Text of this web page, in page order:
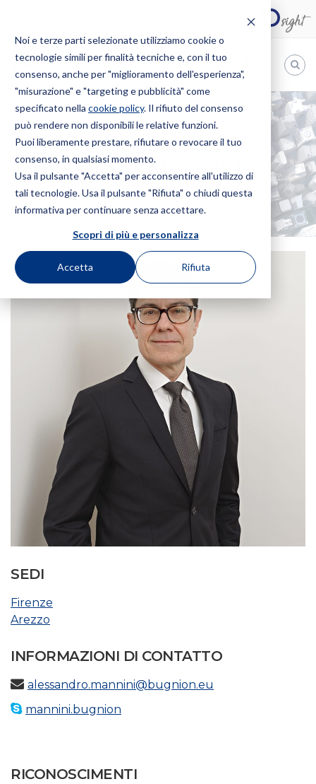
Noi e terze parti selezionate utilizziamo cookie o
tecnologie simili per finalità tecniche e, con il tuo
consenso, anche per "miglioramento dell'esperienza",
"misurazione" e "targeting e pubblicità" come
specificato nella cookie policy. Il rifiuto del consenso
può rendere non disponibili le relative funzioni.
Puoi liberamente prestare, rifiutare o revocare il tuo
consenso, in qualsiasi momento.
Usa il pulsante "Accetta" per acconsentire all'utilizzo di
tali tecnologie. Usa il pulsante "Rifiuta" o chiudi questa
informativa per continuare senza accettare.
Scopri di più e personalizza
Accetta Rifiuta
Bugnion
The
way
HOME PROFESSIONISTI ALESSANDRO MANNINI
Alessandro Mannini
SEDI
Firenze
Arezzo
INFORMAZIONI DI CONTATTO
alessandro.mannini@bugnion.eu
mannini.bugnion
RICONOSCIMENTI